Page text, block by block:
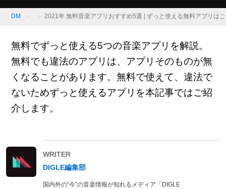
DM 2021年 無料音楽アプリおすすめ5選 | ずっと使える無料アプリは
無料でずっと使える5つの音楽アプリを解説。
無料でも違法のアプリは、アプリそのものが無
くなることがあります。無料で使えて、違法で
ないためずっと使えるアプリを本記事ではご紹
介します。
WRITER
DIGLE編集部
国内外の“今”の音楽情報が知れるメディア「DIGLE